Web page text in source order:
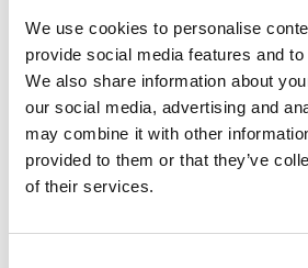
We use cookies to personalise
provide social media features and
We also share information about
our social media, advertising and
may combine it with other
provided to them or that they’ve
of their services.
January 30, 2026
Roomba rullar vidare:
grunden och sätter kurs
Roomba rullar vidare: